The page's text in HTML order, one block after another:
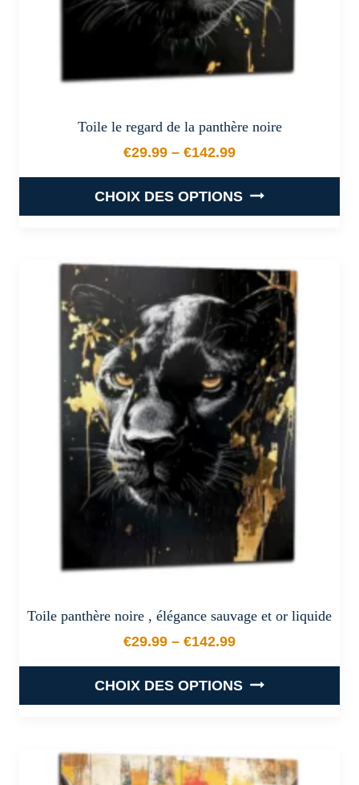
Toile le regard de la panthère noire
€29.99 – €142.99
Plage de prix : €29.99 à
CHOIX DES OPTIONS
a
plusieurs
variations.
Les
options
peuvent
être
choisies
sur
page
du
Toile panthère noire , élégance sauvage et or liquide
€29.99 – €142.99
Plage de prix : €29.99 à
CHOIX DES OPTIONS
a
plusieurs